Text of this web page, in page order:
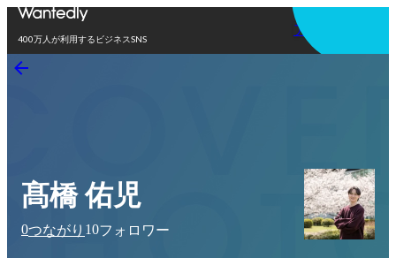
400万人が利用するビジネスSNS
アプリを使う
髙橋 佑児
0つながり 10フォロワー